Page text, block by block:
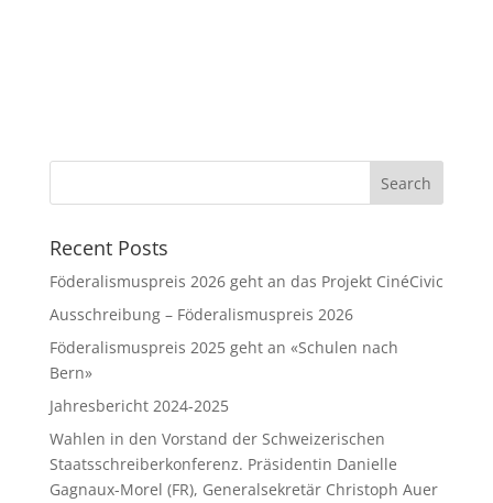
Recent Posts
Föderalismuspreis 2026 geht an das Projekt CinéCivic
Ausschreibung – Föderalismuspreis 2026
Föderalismuspreis 2025 geht an «Schulen nach
Bern»
Jahresbericht 2024-2025
Wahlen in den Vorstand der Schweizerischen
Staatsschreiberkonferenz. Präsidentin Danielle
Gagnaux-Morel (FR), Generalsekretär Christoph Auer